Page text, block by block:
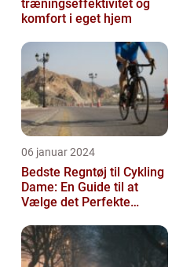
træningseffektivitet og
komfort i eget hjem
06 januar 2024
Bedste Regntøj til Cykling
Dame: En Guide til at
Vælge det Perfekte
unde...